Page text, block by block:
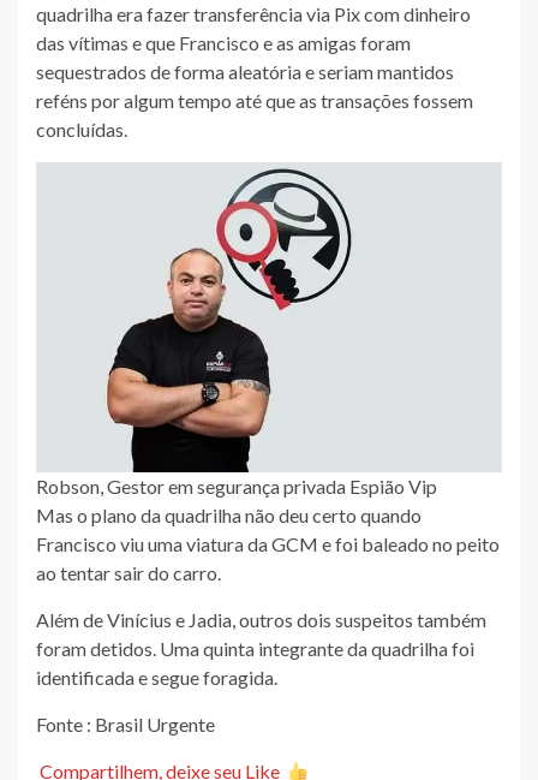
quadrilha era fazer transferência via Pix com dinheiro
das vítimas e que Francisco e as amigas foram
sequestrados de forma aleatória e seriam mantidos
reféns por algum tempo até que as transações fossem
concluídas.
Robson, Gestor em segurança privada Espião Vip
Mas o plano da quadrilha não deu certo quando
Francisco viu uma viatura da GCM e foi baleado no peito
ao tentar sair do carro.
Além de Vinícius e Jadia, outros dois suspeitos também
foram detidos. Uma quinta integrante da quadrilha foi
identificada e segue foragida.
Fonte : Brasil Urgente
Compartilhem, deixe seu Like